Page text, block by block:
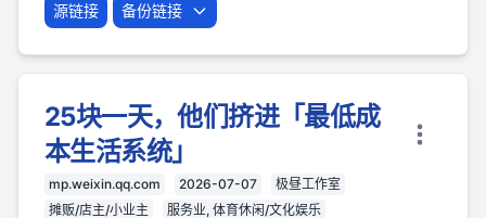
源链接 备份链接
25块一天，他们挤进「最低成
本生活系统」
mp.weixin.qq.com 2026-07-07
极昼工作室
摊贩/店主/小业主
服务业, 体育休闲/文化娱乐